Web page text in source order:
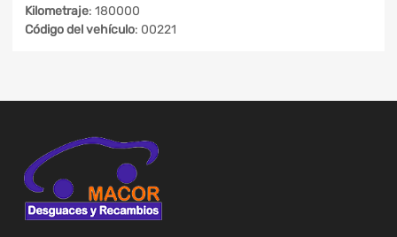
Kilometraje: 180000
Código del vehículo: 00221